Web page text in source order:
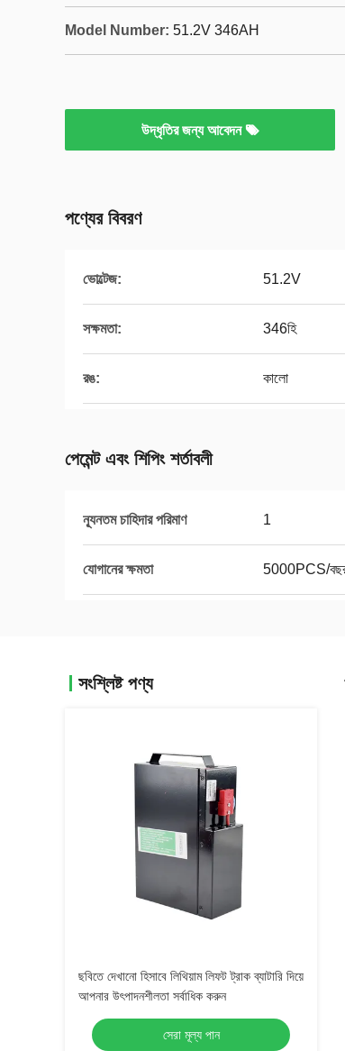
Model Number: 51.2V 346AH
উদ্ধৃতির জন্য আবেদন
পণ্যের বিবরণ
ভোল্টেজ: 51.2V
সক্ষমতা: 346হি
রঙ: কালো
পেমেন্ট এবং শিপিং শর্তাবলী
ন্যূনতম চাহিদার পরিমাণ 1
যোগানের ক্ষমতা 5000PCS/
সংশ্লিষ্ট পণ্য
ছবিতে দেখানো হিসাবে লিথিয়াম লিফট ট্রাক ব্যাটারি দিয়ে
আপনার উৎপাদনশীলতা সর্বাধিক করুন
সেরা মূল্য পান